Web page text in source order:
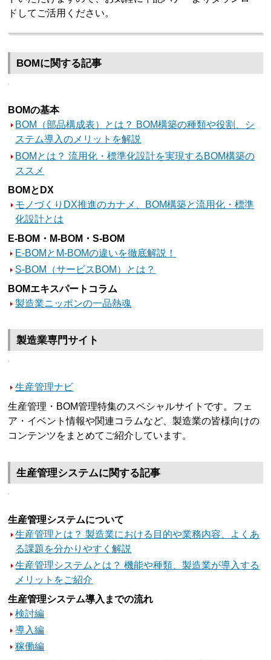
ドしてご活用ください。
BOMに関する記事
BOMの基本
BOM（部品構成表）とは？ BOM構築の種類や役割、シ
ステム導入のメリットを解説
BOMとは？ 流用化・標準化設計を実現するBOM構築の
ススメ
BOMとDX
モノづくりDX推進のカナメ、BOM構築と流用化・標準
化設計とは
E-BOM・M-BOM・S-BOM
E-BOMとM-BOMの違いを徹底解説！
S-BOM（サービスBOM）とは？
BOMエキスパートコラム
製造業ニッポンの一品熱魂
製造業専門サイト
生産管理ナビ
生産管理・BOM管理特集のスペシャルサイトです。フェ
ア・イベント情報や関連コラムなど、製造業の皆様向けの
コンテンツをまとめてご紹介しています。
生産管理システムに関する記事
生産管理システムについて
生産管理とは？ 製造業における目的や業務内容、よくあ
る課題を分かりやすく解説
生産管理システムとは？ 機能や種類、製造業が導入する
メリットをご紹介
生産管理システム導入までの流れ
検討編
導入編
稼働編